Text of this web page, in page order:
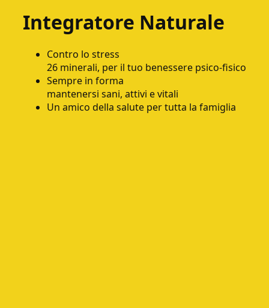
Integratore Naturale
Contro lo stress
26 minerali, per il tuo benessere psico-fisico
Sempre in forma
mantenersi sani, attivi e vitali
Un amico della salute per tutta la famiglia